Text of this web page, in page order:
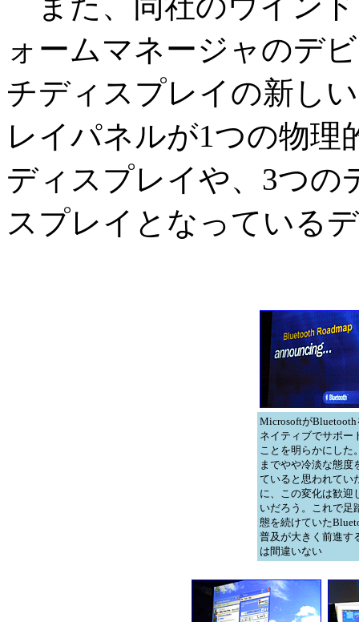
ォームマネージャのデ
チディスプレイの新し
レイパネルが1つの物
ディスプレイや、3つの
スプレイとなっている
MicrosoftがBluetooth
ネイティブでサポー
ことを明らかにした
までやや冷淡な態度
ていると思われてい
に、この変化は歓迎
いだろう。これで足
態を続けていた
普及が大きく前進す
は間違いない